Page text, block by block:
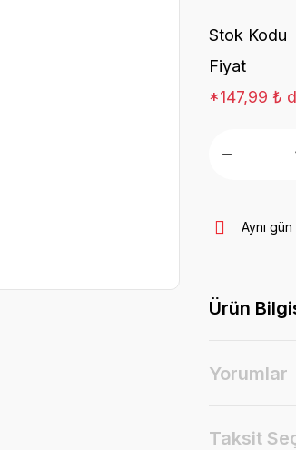
Stok Kodu
Fiyat
*147,99 ₺
Aynı
Ürün
Yorumlar
Taksit